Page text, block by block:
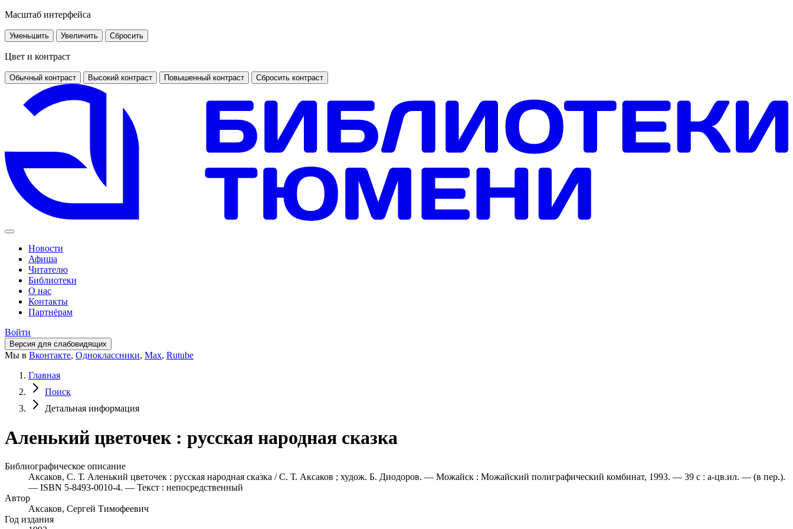
Масштаб интерфейса
Уменьшить Увеличить Сбросить
Цвет и контраст
Обычный контраст Высокий контраст Повышенный контраст Сбросить контраст
Новости
Афиша
Читателю
Библиотеки
О нас
Контакты
Партнёрам
Войти
Версия для слабовидящих
Мы в Вконтакте, Одноклассники, Max, Rutube
Главная
Поиск
Детальная информация
Аленький цветочек : русская народная сказка
Библиографическое описание
Аксаков, С. Т. Аленький цветочек : русская народная сказка / С. Т. Аксаков ; худож. Б. Диодоров. — Можайск : Можайский полиграфический комбинат, 1993. — 39 с : a-цв.ил. — (в пер.).
— ISBN 5-8493-0010-4. — Текст : непосредственный
Автор
Аксаков, Сергей Тимофеевич
Год издания